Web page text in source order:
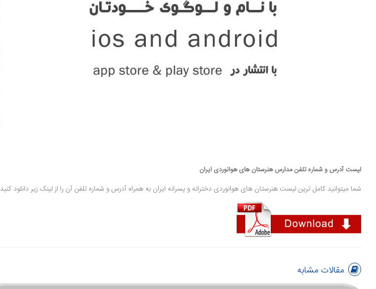
لیست آدرس و شماره تلفن مدارس هنرستان های هوانوردی ایران
شما میتوانید کامل ترین لیست هنرستان های هوانوردی دخترانه و پسرانه ایران به همراه آدرس و شماره تلفن آن را از لینک زیر دانلود کنید
مقالات مشابه